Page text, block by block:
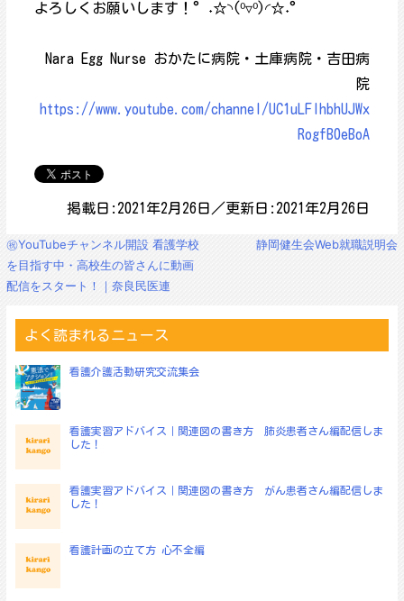
よろしくお願いします！°˖☆◝(⁰▿⁰)◜☆˖°
Nara Egg Nurse おかたに病院・土庫病院・吉田病
院
https://www.youtube.com/channel/UC1uLFlhbhUJWx
RogfB0eBoA
掲載日:2021年2月26日／更新日:2021年2月26日
投
稿
ビ
ョ
ン
㊗YouTubeチャンネル開設 看護学校
を目指す中・高校生の皆さんに動画
配信をスタート！｜奈良民医連
静岡健生会Web就職説明会
よく読まれるニュース
看護介護活動研究交流集会
看護実習アドバイス｜関連図の書き方 肺炎患者さん編配信しま
した！
看護実習アドバイス｜関連図の書き方 がん患者さん編配信しま
した！
看護計画の立て方 心不全編